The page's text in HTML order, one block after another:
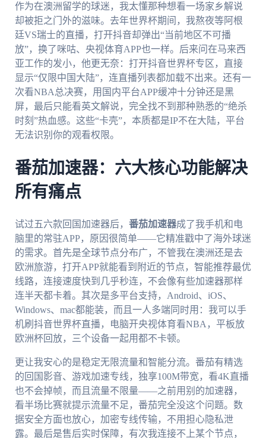
作为在澳洲留学的球迷，我太懂那种想看一场家乡解说
却被拒之门外的滋味。去年世界杯期间，我熬夜等阿根
廷VS瑞士的直播，打开抖音却弹出“当前地区不可播
放”，换了咪咕、央视体育APP也一样。后来问在马来西
亚工作的发小，他更无奈：打开抖音世界杯专区，直接
显示“仅限中国大陆”，连直播列表都加载不出来。还有一
次看NBA总决赛，用国内平台APP缓冲十分钟还是黑
屏，最后只能看英文解说，完全找不到那种熟悉的“绝杀
时刻”热血感。这些“卡壳”，本质都是IP不在大陆，平台
无法识别你的观看权限。
番茄加速器：六大核心功能解决
所有痛点
试过五六款回国加速器后， 番茄加速器成了我手机和电
脑里的常驻APP，原因很简单——它精准戳中了海外球迷
的需求。首先是全球节点分布广，不管我在澳洲还是去
欧洲旅游，打开APP就能看到附近的节点，智能推荐最优
线路，连接速度快到几乎秒连，不会像有些加速器那样
连半天都卡着。其次是多平台支持，Android、iOS、
Windows、mac都能装，而且一人多端同时用：我可以手
机刷抖音世界杯直播，电脑开央视体育看NBA，平板放
欧洲杯回放，三个设备一起用都不卡顿。
更让我安心的是稳定无限流量和智能分流。番茄有精选
的回国影音、游戏加速专线，独享100M带宽，看4K直播
也不会掉帧，而且流量不限量——之前用别的加速器，
看半场比赛就提示流量不足，番茄完全没这个问题。数
据安全方面也放心，加密专线传输，不用担心隐私泄
露。最后是售后实时保障，有次我连接不上某个节点，